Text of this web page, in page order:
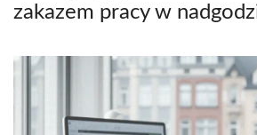
zakazem pracy w